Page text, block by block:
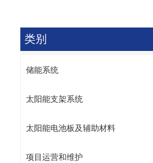
类别
储能系统
太阳能支架系统
太阳能电池板及辅助材料
项目运营和维护